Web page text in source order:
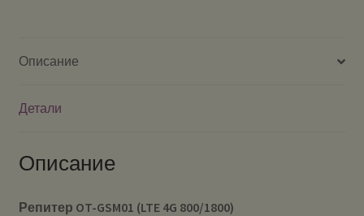
связи
интернета
Описание
Детали
Описание
Репитер OT-GSM01 (LTE 4G 800/1800)